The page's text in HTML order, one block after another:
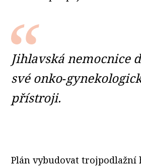
Jihlavská nemocnice
své
přístroji.
Plán vybudovat trojpodlažní